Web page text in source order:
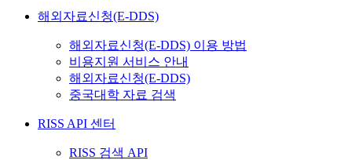
해외자료신청(E-DDS)
해외자료신청(E-DDS) 이용 방법
비용지원 서비스 안내
해외자료신청(E-DDS)
중국대학 자료 검색
RISS API 센터
RISS 검색 API